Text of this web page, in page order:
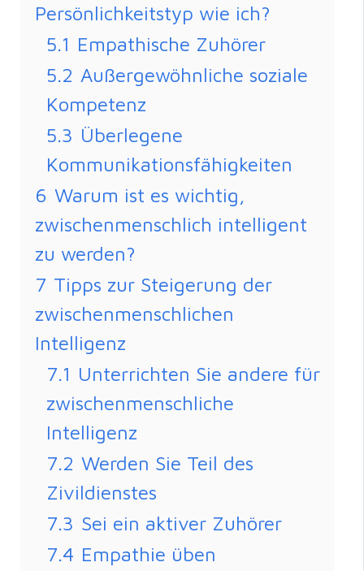
Persönlichkeitstyp wie ich?
5.1 Empathische Zuhörer
5.2 Außergewöhnliche soziale
Kompetenz
5.3 Überlegene
Kommunikationsfähigkeiten
6 Warum ist es wichtig,
zwischenmenschlich intelligent
zu werden?
7 Tipps zur Steigerung der
zwischenmenschlichen
Intelligenz
7.1 Unterrichten Sie andere für
zwischenmenschliche
Intelligenz
7.2 Werden Sie Teil des
Zivildienstes
7.3 Sei ein aktiver Zuhörer
7.4 Empathie üben